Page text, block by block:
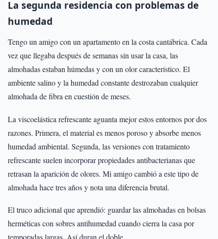
La segunda residencia con problemas de
humedad
Tengo un amigo con un apartamento en la costa cantábrica. Cada
vez que llegaba después de semanas sin usar la casa, las
almohadas estaban húmedas y con un olor característico. El
ambiente salino y la humedad constante destrozaban cualquier
almohada de fibra en cuestión de meses.
La viscoelástica refrescante aguanta mejor estos entornos por dos
razones. Primera, el material es menos poroso y absorbe menos
humedad ambiental. Segunda, las versiones con tratamiento
refrescante suelen incorporar propiedades antibacterianas que
retrasan la aparición de olores. Mi amigo cambió a este tipo de
almohada hace tres años y nota una diferencia brutal.
El truco adicional que aprendió: guardar las almohadas en bolsas
herméticas con sobres antihumedad cuando cierra la casa por
temporadas largas. Así duran el doble.